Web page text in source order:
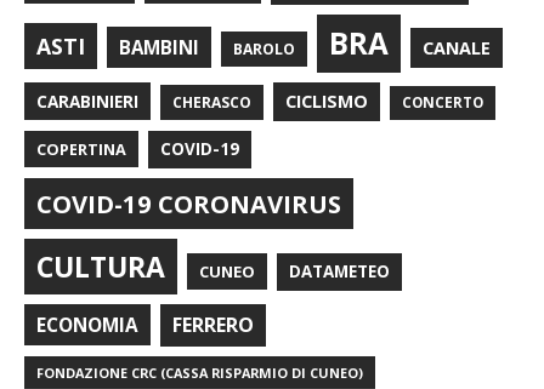
ASTI BAMBINI BAROLO BRA CANALE
CARABINIERI CHERASCO CICLISMO CONCERTO
COPERTINA COVID-19
COVID-19 CORONAVIRUS
CULTURA CUNEO DATAMETEO
ECONOMIA FERRERO
FONDAZIONE CRC (CASSA RISPARMIO DI CUNEO)